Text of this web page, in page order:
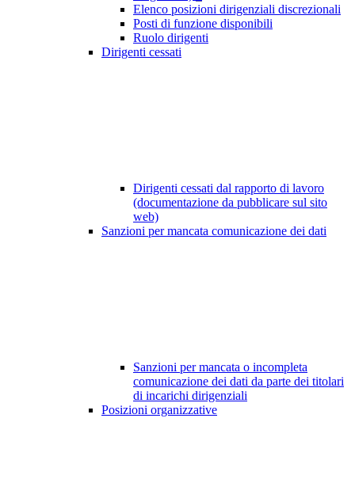
Elenco posizioni dirigenziali discrezionali
Posti di funzione disponibili
Ruolo dirigenti
Dirigenti cessati
Dirigenti cessati dal rapporto di lavoro
(documentazione da pubblicare sul sito
web)
Sanzioni per mancata comunicazione dei dati
Sanzioni per mancata o incompleta
comunicazione dei dati da parte dei titolari
di incarichi dirigenziali
Posizioni organizzative